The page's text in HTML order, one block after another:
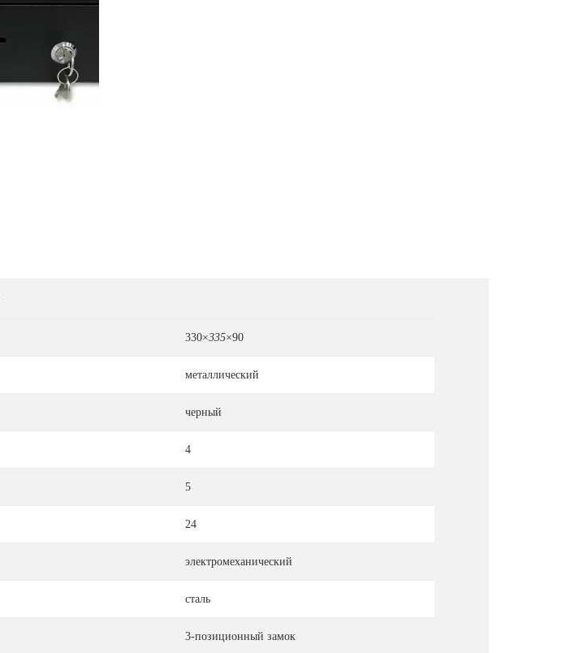
330×335×90
металлический
черный
4
5
24
электромеханический
сталь
3-позиционный замок